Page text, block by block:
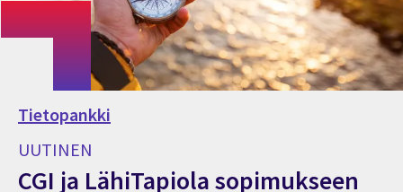
Tietopankki
UUTINEN
CGI ja LähiTapiola sopimukseen